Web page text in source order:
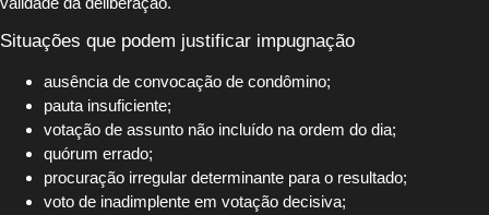
Situações que podem justificar impugnação
ausência de convocação de condômino;
pauta insuficiente;
votação de assunto não incluído na ordem do dia;
quórum errado;
procuração irregular determinante para o resultado;
voto de inadimplente em votação decisiva;